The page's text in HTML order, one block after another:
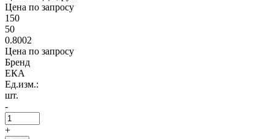
Цена по запросу
150
50
0.8002
Цена по запросу
Бренд
ЕКА
Ед.изм.:
шт.
-
+